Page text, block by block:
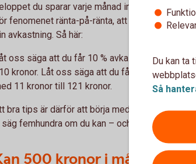
du sparar varje månad inte vara lika
fenomenet ränta-på-ränta, att dina pengar
avkastning. Så här:
oss säga att du får 10 % avkastning på dina
kronor. Låt oss säga att du får 10 %
11 kronor till 121 kronor.
bra tips är därför att börja med att sätta av ett
femhundra om du kan – och öka på den
500 kronor i månaden
Du kan ta
Så